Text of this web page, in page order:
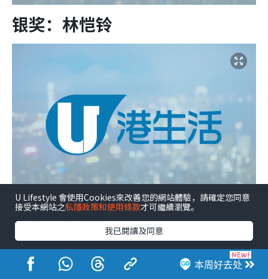
银奖：林恺铃
铜奖：黎展峯
本周好去处
U Lifestyle 會使用Cookies來改善您的網站體驗，請確定您同意
接受本網站之私隱政策和使用條款才可繼續瀏覽。
我已閱讀及同意